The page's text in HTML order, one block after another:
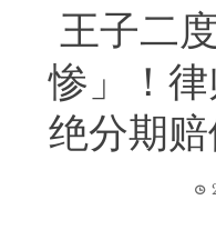
王子二
惨」！
绝分期